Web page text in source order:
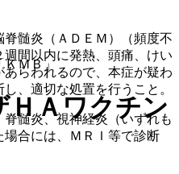
髄炎（ＡＤＥＭ）（頻度不
間以内に発熱、頭痛、けい
らわれるので、本症が疑わ
、適切な処置を行うこと。
髄炎、視神経炎（いずれも
合には、ＭＲＩ等で診断
ＫＭＢ」
ＨＡワクチン